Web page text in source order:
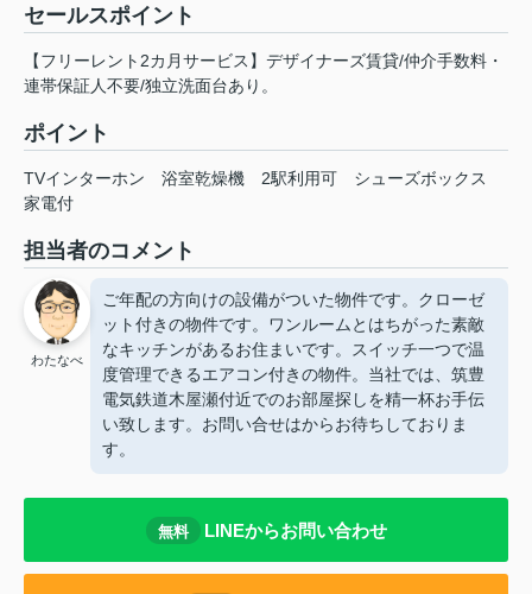
セールスポイント
【フリーレント2カ月サービス】デザイナーズ賃貸/仲介手数料・
連帯保証人不要/独立洗面台あり。
ポイント
TVインターホン 浴室乾燥機 2駅利用可
シューズボックス
家電付
担当者のコメント
わたなべ
ご年配の方向けの設備がついた物件です。クローゼ
ット付きの物件です。ワンルームとはちがった素敵
なキッチンがあるお住まいです。スイッチ一つで温
度管理できるエアコン付きの物件。当社では、筑豊
電気鉄道木屋瀬付近でのお部屋探しを精一杯お手伝
い致します。お問い合せはからお待ちしておりま
す。
無料 LINEからお問い合わせ